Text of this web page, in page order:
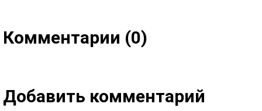
Комментарии (0)
Добавить комментарий